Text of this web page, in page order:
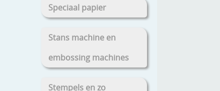
Speciaal papier
Stans machine en
embossing machines
Stempels en zo